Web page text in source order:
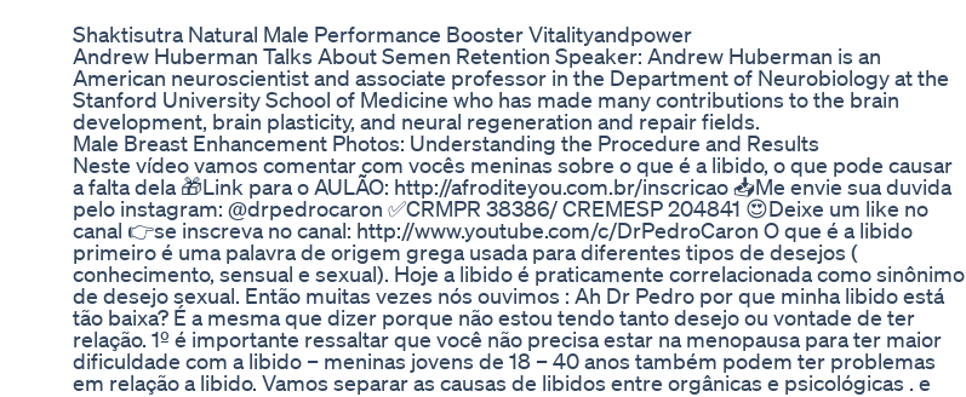
Shaktisutra Natural Male Performance Booster Vitalityandpower
Andrew Huberman Talks About Semen Retention Speaker: Andrew Huberman is an
American neuroscientist and associate professor in the Department of Neurobiology at the
Stanford University School of Medicine who has made many contributions to the brain
development, brain plasticity, and neural regeneration and repair fields.
Male Breast Enhancement Photos: Understanding the Procedure and Results
Neste vídeo vamos comentar com vocês meninas sobre o que é a libido, o que pode causar
a falta dela 🎁Link para o AULÃO: http://afroditeyou.com.br/inscricao 📥Me envie sua duvida
pelo instagram: @drpedrocaron ✅CRMPR 38386/ CREMESP 204841 😍Deixe um like no
canal 👉se inscreva no canal: http://www.youtube.com/c/DrPedroCaron O que é a libido
primeiro é uma palavra de origem grega usada para diferentes tipos de desejos (
conhecimento, sensual e sexual). Hoje a libido é praticamente correlacionada como sinônimo
de desejo sexual. Então muitas vezes nós ouvimos : Ah Dr Pedro por que minha libido está
tão baixa? É a mesma que dizer porque não estou tendo tanto desejo ou vontade de ter
relação. 1º é importante ressaltar que você não precisa estar na menopausa para ter maior
dificuldade com a libido – meninas jovens de 18 – 40 anos também podem ter problemas
em relação a libido. Vamos separar as causas de libidos entre orgânicas e psicológicas . e